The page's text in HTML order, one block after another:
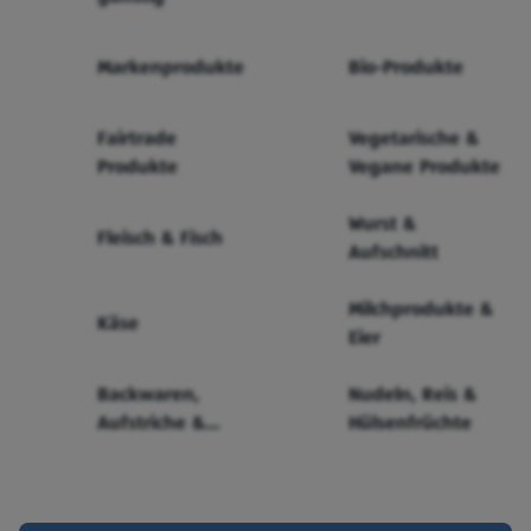
Markenprodukte Bio-Produkte
Fairtrade
Produkte
Vegetarische &
Vegane Produkte
Fleisch & Fisch
Wurst &
Aufschnitt
Käse
Milchprodukte &
Eier
Backwaren,
Aufstriche &
Nudeln, Reis &
Hülsenfrüchte